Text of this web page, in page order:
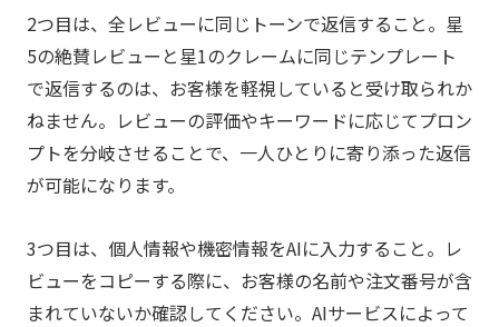
2つ目は、全レビューに同じトーンで返信すること。星
5の絶賛レビューと星1のクレームに同じテンプレート
で返信するのは、お客様を軽視していると受け取られか
ねません。レビューの評価やキーワードに応じてプロン
プトを分岐させることで、一人ひとりに寄り添った返信
が可能になります。
3つ目は、個人情報や機密情報をAIに入力すること。レ
ビューをコピーする際に、お客様の名前や注文番号が含
まれていないか確認してください。AIサービスによって